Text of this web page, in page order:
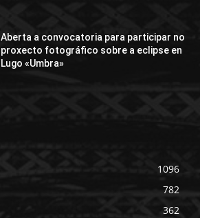
Aberta a convocatoria para participar no
proxecto fotográfico sobre a eclipse en
Lugo «Umbra»
1096
782
362